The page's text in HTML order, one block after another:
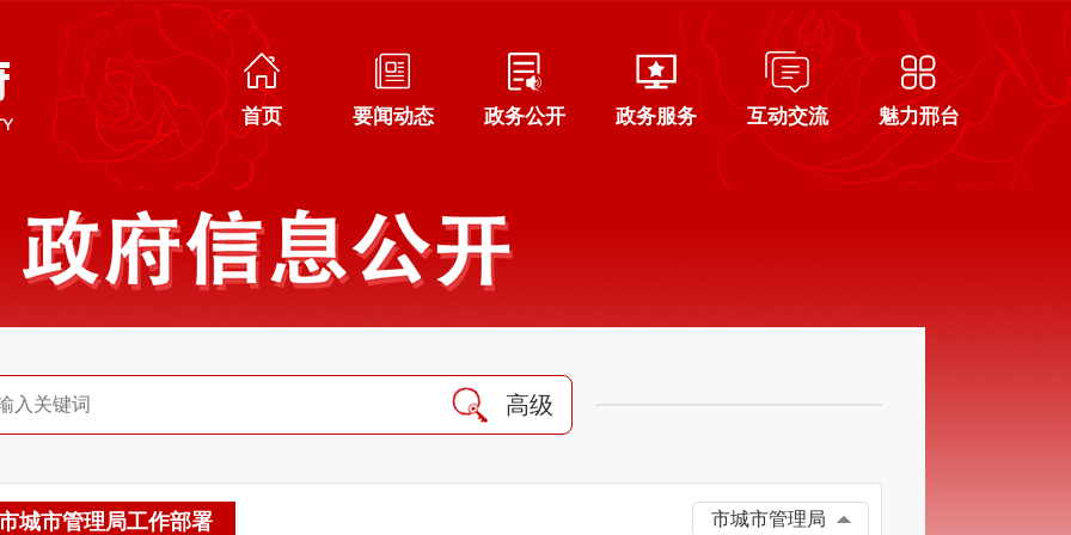
首页 要闻动态 政务公开 政务服务 互动交流 魅力邢台
高级
城市管理局工作部署 市城市管理局